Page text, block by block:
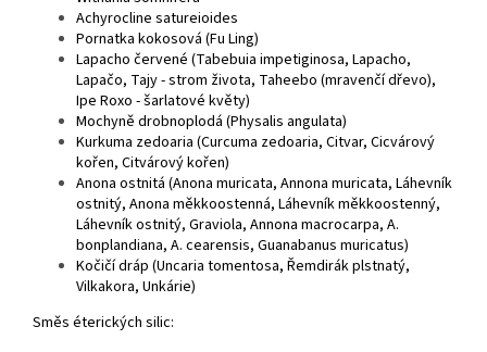
Achyrocline satureioides
Pornatka kokosová (Fu Ling)
Lapacho červené (Tabebuia impetiginosa, Lapacho,
Lapačo, Tajy - strom života, Taheebo (mravenčí dřevo),
Ipe Roxo - šarlatové květy)
Mochyně drobnoplodá (Physalis angulata)
Kurkuma zedoaria (Curcuma zedoaria, Citvar, Cicvárový
kořen, Citvárový kořen)
Anona ostnitá (Anona muricata, Annona muricata, Láhevník
ostnitý, Anona měkkoostenná, Láhevník měkkoostenný,
Láhevník ostnitý, Graviola, Annona macrocarpa, A.
bonplandiana, A. cearensis, Guanabanus muricatus)
Kočičí dráp (Uncaria tomentosa, Řemdirák plstnatý,
Vilkakora, Unkárie)
Směs éterických silic: